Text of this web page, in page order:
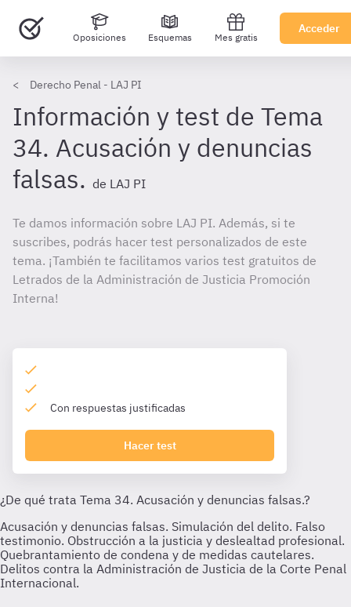
Oposiciones Esquemas Mes gratis
Acceder
Derecho Penal - LAJ PI
Información y test de Tema
34. Acusación y denuncias
falsas. de LAJ PI
Te damos información sobre LAJ PI. Además, si te
suscribes, podrás hacer test personalizados de este
tema. ¡También te facilitamos varios test gratuitos de
Letrados de la Administración de Justicia Promoción
Interna!
Con respuestas justificadas
Hacer test